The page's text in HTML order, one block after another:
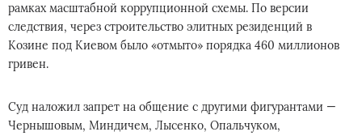
рамках масштабной коррупционной схемы. По версии
следствия, через строительство элитных резиденций в
Козине под Киевом было «отмыто» порядка 460 миллионов
гривен.
Суд наложил запрет на общение с другими фигурантами —
Чернышовым, Миндичем, Лысенко, Опальчуком,